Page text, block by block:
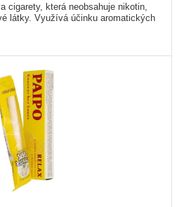
cigarety, která neobsahuje nikotin,
látky. Využívá účinku aromatických